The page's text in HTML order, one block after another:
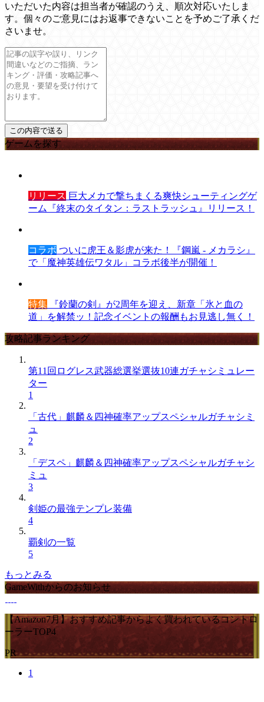
いただいた内容は担当者が確認のうえ、順次対応いたしま
す。個々のご意見にはお返事できないことを予めご了承くだ
さいませ。
ゲームを探す
リリース 巨大メカで撃ちまくる爽快シューティングゲ
ーム『終末のタイタン：ラストラッシュ』リリース！
コラボ ついに虎王＆影虎が来た！『鋼嵐 - メカラシ』
で「魔神英雄伝ワタル」コラボ後半が開催！
特集 『鈴蘭の剣』が2周年を迎え、新章「氷と血の
道」を解禁ッ！記念イベントの報酬もお見逃し無く！
攻略記事ランキング
第11回ログレス武器総選挙選抜10連ガチャシミュレー
ター
1
「古代」麒麟＆四神確率アップスペシャルガチャシミ
ュ
2
「デスペ」麒麟＆四神確率アップスペシャルガチャシ
ミュ
3
剣姫の最強テンプレ装備
4
覇剣の一覧
5
もっとみる
GameWithからのお知らせ
【Amazon7月】おすすめ記事からよく買われているコントロ
ーラーTOP4
PR
1